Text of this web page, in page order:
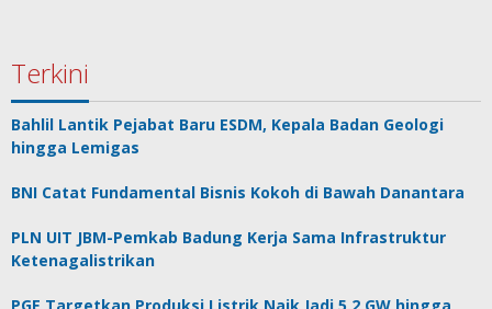
Terkini
Bahlil Lantik Pejabat Baru ESDM, Kepala Badan Geologi
hingga Lemigas
BNI Catat Fundamental Bisnis Kokoh di Bawah Danantara
PLN UIT JBM-Pemkab Badung Kerja Sama Infrastruktur
Ketenagalistrikan